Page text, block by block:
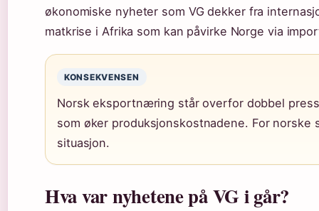
økonomiske nyheter som VG dekker fra
matkrise i Afrika som kan påvirke Norge via
KONSEKVENSEN
Norsk eksportnæring står overfor dobbel
som øker produksjonskostnadene. For
situasjon.
Hva var nyhetene på VG i går?